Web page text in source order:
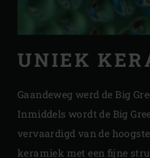
UNIEK
Gaandeweg werd de Big
Inmiddels wordt de Big
vervaardigd van de
keramiek met een fijne